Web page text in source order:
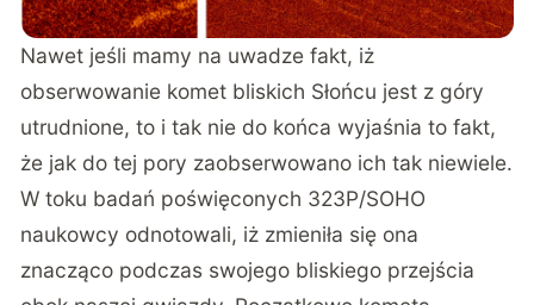
Nawet jeśli mamy na uwadze fakt, iż
obserwowanie komet bliskich Słońcu jest z góry
utrudnione, to i tak nie do końca wyjaśnia to fakt,
że jak do tej pory zaobserwowano ich tak niewiele.
W toku badań poświęconych 323P/SOHO
naukowcy odnotowali, iż zmieniła się ona
znacząco podczas swojego bliskiego przejścia